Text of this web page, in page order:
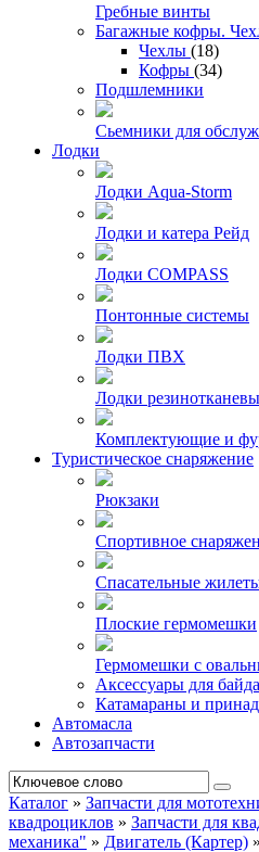
Гребные винты
Багажные кофры.
Чехлы (18)
Кофры (34)
Подшлемники
Сьемники для
Лодки
Лодки Aqua-Storm
Лодки и катера Рейд
Лодки COMPASS
Понтонные системы
Лодки ПВХ
Лодки
Комплектующие и
Туристическое снаряжение
Рюкзаки
Спортивное
Спасательные
Плоские гермомешки
Гермомешки с
Аксессуары для
Катамараны и
Автомасла
Автозапчасти
Каталог » Запчасти для
квадроциклов » Запчасти для
механика" » Двигатель (Картер) »